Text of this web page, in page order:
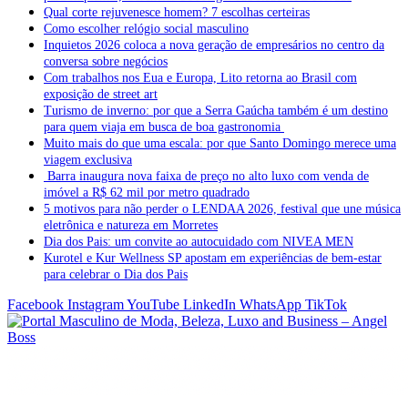
Qual corte rejuvenesce homem? 7 escolhas certeiras
Como escolher relógio social masculino
Inquietos 2026 coloca a nova geração de empresários no centro da
conversa sobre negócios
Com trabalhos nos Eua e Europa, Lito retorna ao Brasil com
exposição de street art
Turismo de inverno: por que a Serra Gaúcha também é um destino
para quem viaja em busca de boa gastronomia
Muito mais do que uma escala: por que Santo Domingo merece uma
viagem exclusiva
Barra inaugura nova faixa de preço no alto luxo com venda de
imóvel a R$ 62 mil por metro quadrado
5 motivos para não perder o LENDAA 2026, festival que une música
eletrônica e natureza em Morretes
Dia dos Pais: um convite ao autocuidado com NIVEA MEN
Kurotel e Kur Wellness SP apostam em experiências de bem-estar
para celebrar o Dia dos Pais
Facebook InstagramYouTube LinkedIn WhatsApp TikTok